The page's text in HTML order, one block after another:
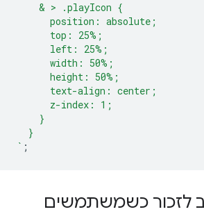
    & > .playIcon {
      position: absolute;
      top: 25%;
      left: 25%;
      width: 50%;
      height: 50%;
      text-align: center;
      z-index: 1;
    }
  }
` ;
לזכור כשמשתמשים